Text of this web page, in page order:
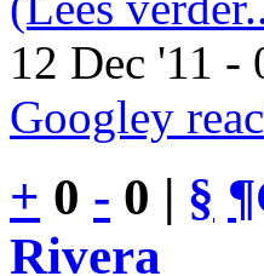
12 Dec '11 -
Googley
+ 0 - 0 | § ¶
Rivera